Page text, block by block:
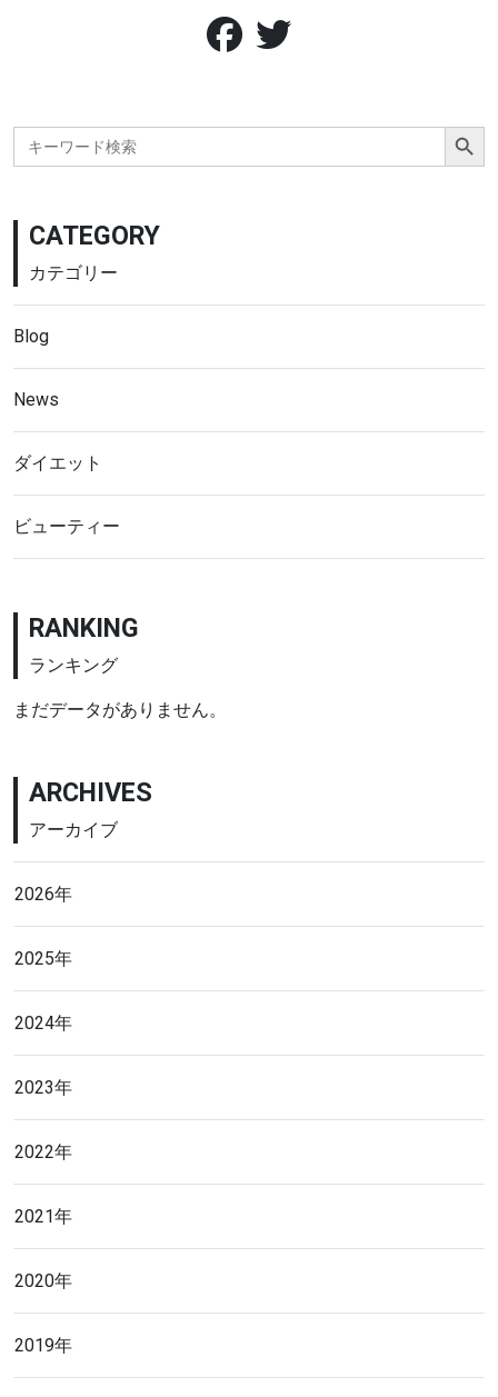
Search
for:
Search Button
CATEGORY
カテゴリー
Blog
News
ダイエット
ビューティー
RANKING
ランキング
まだデータがありません。
ARCHIVES
アーカイブ
2026年
2025年
2024年
2023年
2022年
2021年
2020年
2019年